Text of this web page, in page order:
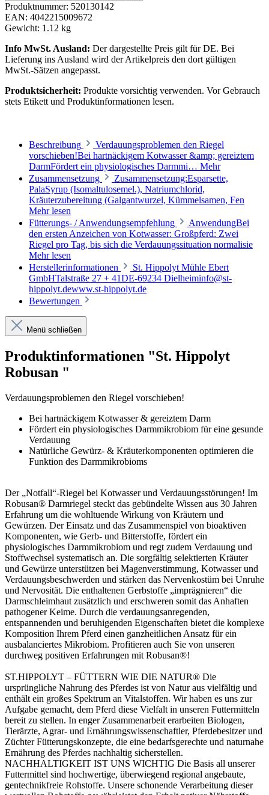
Produktnummer: 520130142
EAN: 4042215009672
Gewicht: 1.12 kg
Info MwSt. Ausland: Der dargestellte Preis gilt für DE. Bei
Lieferung ins Ausland wird der Artikelpreis den dort gültigen
MwSt.-Sätzen angepasst.
Produktsicherheit: Produkte vorsichtig verwenden. Vor Gebrauch
stets Etikett und Produktinformationen lesen.
Beschreibung
Verdauungsproblemen den Riegel
vorschieben!Bei hartnäckigem Kotwasser &amp; gereiztem
DarmFördert ein physiologisches Darmmi… Mehr
Zusammensetzung
Zusammensetzung:Esparsette,
PalaSyrup (Isomaltulosemel.), Natriumchlorid,
Kräuterzubereitung (Galgantwurzel, Kümmelsamen, Fen
Mehr lesen
Fütterungs- / Anwendungsempfehlung
AnwendungBei
den ersten Anzeichen von Kotwasser: Großpferd: Zwei
Riegel pro Tag, bis sich die Verdauungssituation normalisie
Mehr lesen
Herstellerinformationen
St. Hippolyt Mühle Ebert
GmbHTalstraße 27 + 41DE-69234 Dielheiminfo@st-
hippolyt.dewww.st-hippolyt.de
Bewertungen
Menü schließen
Produktinformationen "St. Hippolyt
Robusan "
Verdauungsproblemen den Riegel vorschieben!
Bei hartnäckigem Kotwasser & gereiztem Darm
Fördert ein physiologisches Darmmikrobiom für eine gesunde
Verdauung
Natürliche Gewürz- & Kräuterkomponenten optimieren die
Funktion des Darmmikrobioms
Der „Notfall“-Riegel bei Kotwasser und Verdauungsstörungen! Im
Robusan® Darmriegel steckt das gebündelte Wissen aus 30 Jahren
Erfahrung um die wohltuende Wirkung von Kräutern und
Gewürzen. Der Einsatz und das Zusammenspiel von bioaktiven
Komponenten, wie Gerb- und Bitterstoffe, fördert ein
physiologisches Darmmikrobiom und regt zudem Verdauung und
Stoffwechsel systematisch an. Die sorgfältig selektierten Kräuter
und Gewürze unterstützen bei Magenverstimmung, Kotwasser und
Verdauungsbeschwerden und stärken das Nervenkostüm bei Unruhe
und Nervosität. Die enthaltenen Gerbstoffe „imprägnieren“ die
Darmschleimhaut zusätzlich und erschweren somit das Anhaften
pathogener Keime. Durch die verdauungsanregenden,
entspannenden und beruhigenden Eigenschaften bietet die komplexe
Komposition Ihrem Pferd einen ganzheitlichen Ansatz für ein
ausbalanciertes Mikrobiom. Profitieren auch Sie von unseren
durchweg positiven Erfahrungen mit Robusan®!
ST.HIPPOLYT – FÜTTERN WIE DIE NATUR® Die
ursprüngliche Nahrung des Pferdes ist von Natur aus vielfältig und
enthält ein großes Spektrum an Vitalstoffen. Wir haben es uns zur
Aufgabe gemacht, dem Pferd diese Vielfalt in unseren Futtermitteln
bereit zu stellen. In enger Zusammenarbeit erarbeiten Biologen,
Tierärzte, Agrar- und Ernährungswissenschaftler, Pferdebesitzer und
Züchter Fütterungskonzepte, die eine bedarfsgerechte und naturnahe
Ernährung des Pferdes nachhaltig sicherstellen.
NACHHALTIGKEIT IST UNS WICHTIG Die Basis all unserer
Futtermittel sind hochwertige, überwiegend regional angebaute,
gentechnikfreie Rohstoffe. Unsere schonende Verarbeitung dieser